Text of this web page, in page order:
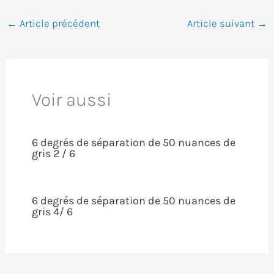
← Article précédent Article suivant →
Voir aussi
6 degrés de séparation de 50 nuances de
gris 2 / 6
6 degrés de séparation de 50 nuances de
gris 4/ 6